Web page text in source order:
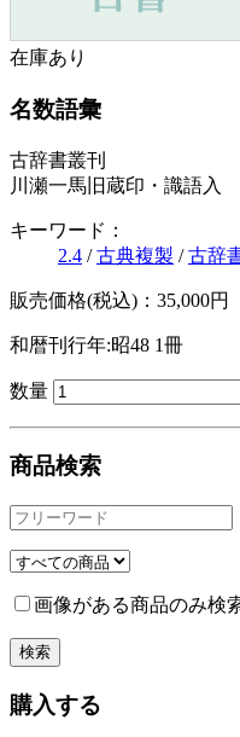
在庫あり
名数語彙
古辞書叢刊
川瀬一馬旧蔵印・識語
キーワード：
2.4 /古典複製 /古辞
販売価格(税込)：35,000円
和暦刊行年:昭48 1冊
数量
商品検索
画像がある商品のみ検
購入する